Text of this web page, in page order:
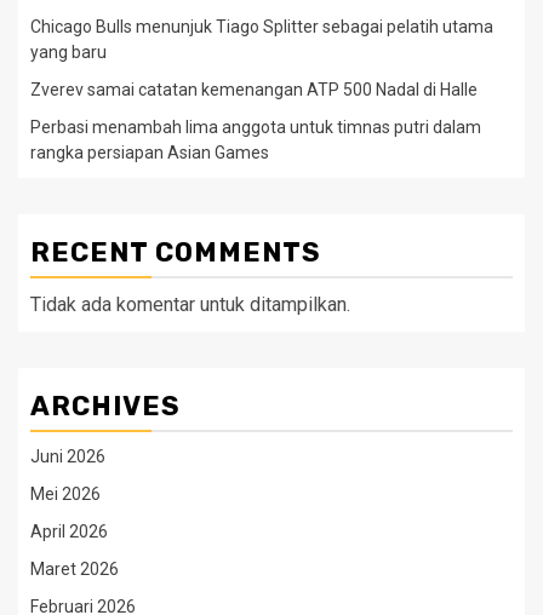
Chicago Bulls menunjuk Tiago Splitter sebagai pelatih utama
yang baru
Zverev samai catatan kemenangan ATP 500 Nadal di Halle
Perbasi menambah lima anggota untuk timnas putri dalam
rangka persiapan Asian Games
RECENT COMMENTS
Tidak ada komentar untuk ditampilkan.
ARCHIVES
Juni 2026
Mei 2026
April 2026
Maret 2026
Februari 2026